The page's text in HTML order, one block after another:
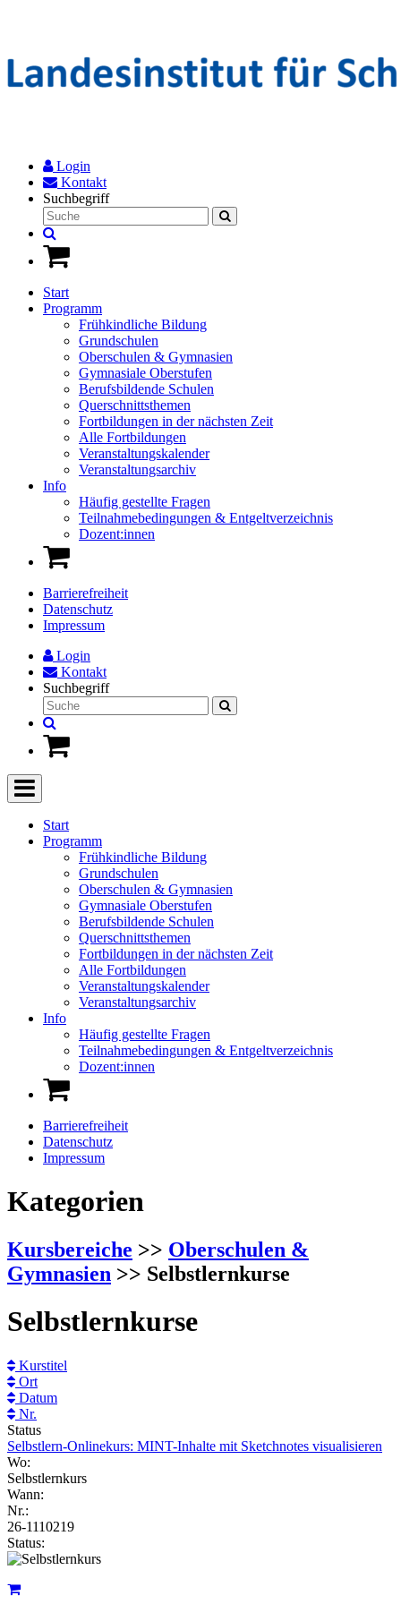
Login
Kontakt
Suchbegriff
Start
Programm
Frühkindliche Bildung
Grundschulen
Oberschulen & Gymnasien
Gymnasiale Oberstufen
Berufsbildende Schulen
Querschnittsthemen
Fortbildungen in der nächsten Zeit
Alle Fortbildungen
Veranstaltungskalender
Veranstaltungsarchiv
Info
Häufig gestellte Fragen
Teilnahmebedingungen & Entgeltverzeichnis
Dozent:innen
Barrierefreiheit
Datenschutz
Impressum
Login
Kontakt
Suchbegriff
Start
Programm
Frühkindliche Bildung
Grundschulen
Oberschulen & Gymnasien
Gymnasiale Oberstufen
Berufsbildende Schulen
Querschnittsthemen
Fortbildungen in der nächsten Zeit
Alle Fortbildungen
Veranstaltungskalender
Veranstaltungsarchiv
Info
Häufig gestellte Fragen
Teilnahmebedingungen & Entgeltverzeichnis
Dozent:innen
Barrierefreiheit
Datenschutz
Impressum
Kategorien
Kursbereiche >> Oberschulen &
Gymnasien >> Selbstlernkurse
Selbstlernkurse
Kurstitel
Ort
Datum
Nr.
Status
Selbstlern-Onlinekurs: MINT-Inhalte mit Sketchnotes visualisieren
Wo:
Selbstlernkurs
Wann:
Nr.:
26-1110219
Status: